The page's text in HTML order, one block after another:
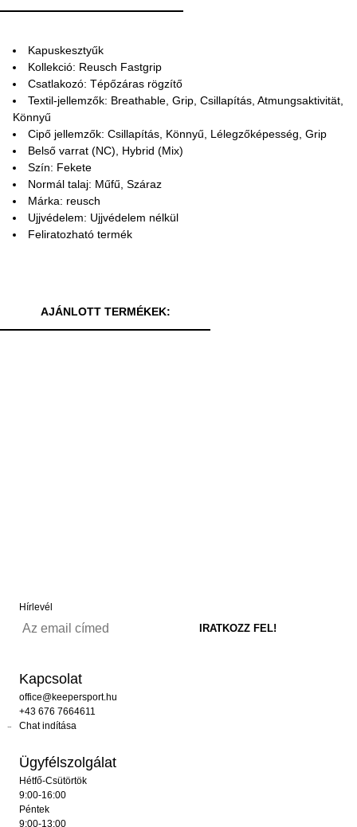
Kapuskesztyűk
Kollekció: Reusch Fastgrip
Csatlakozó: Tépőzáras rögzítő
Textil-jellemzők: Breathable, Grip, Csillapítás, Atmungsaktivität,
Könnyű
Cipő jellemzők: Csillapítás, Könnyű, Lélegzőképesség, Grip
Belső varrat (NC), Hybrid (Mix)
Szín: Fekete
Normál talaj: Műfű, Száraz
Márka: reusch
Ujjvédelem: Ujjvédelem nélkül
Feliratozható termék
AJÁNLOTT TERMÉKEK:
Hírlevél
Kapcsolat
office@keepersport.hu
+43 676 7664611
Chat indítása
Ügyfélszolgálat
Hétfő-Csütörtök
9:00-16:00
Péntek
9:00-13:00